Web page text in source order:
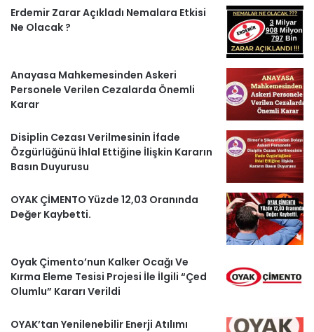
r
l
r
Erdemir Zarar Açıkladı Nemalara Etkisi
Ne Olacak ?
Anayasa Mahkemesinden Askeri
Personele Verilen Cezalarda Önemli
Karar
Disiplin Cezası Verilmesinin İfade
Özgürlüğünü İhlal Ettiğine İlişkin Kararın
Basın Duyurusu
OYAK ÇİMENTO Yüzde 12,03 Oranında
Değer Kaybetti.
Oyak Çimento’nun Kalker Ocağı Ve
Kırma Eleme Tesisi Projesi İle İlgili “Çed
Olumlu” Kararı Verildi
OYAK’tan Yenilenebilir Enerji Atılımı